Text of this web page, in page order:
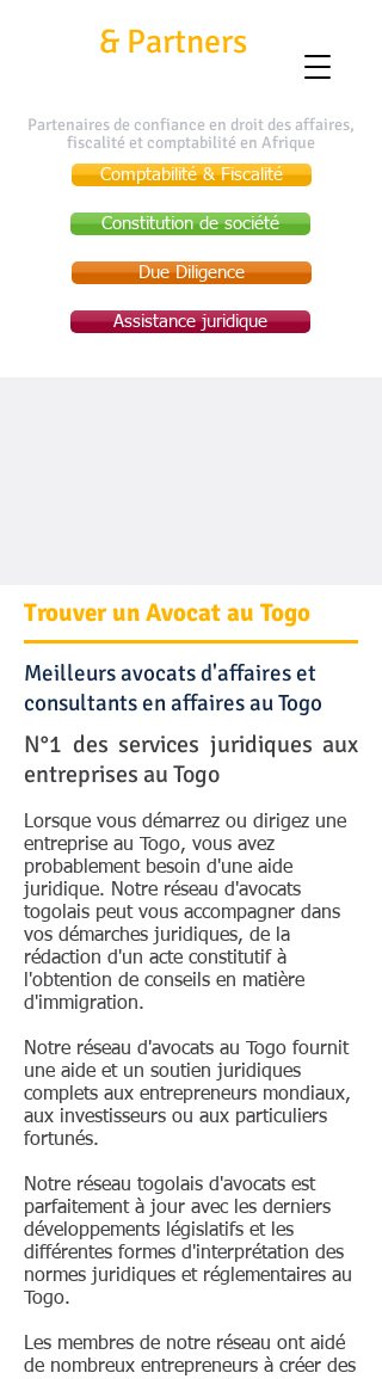
& Partners
Partenaires de confiance en droit des affaires,
fiscalité et comptabilité en Afrique
Constitution de société
Assistance juridique
Comptabilité & Fiscalité
Due Diligence
Trouver un Avocat au Togo
Meilleurs avocats d'affaires et
consultants en affaires au Togo
N°1 des services juridiques aux
entreprises au Togo
Lorsque vous démarrez ou dirigez une
entreprise au Togo, vous avez
probablement besoin d'une aide
juridique. Notre réseau d'avocats
togolais peut vous accompagner dans
vos démarches juridiques, de la
rédaction d'un acte constitutif à
l'obtention de conseils en matière
d'immigration.
Notre réseau d'avocats au Togo fournit
une aide et un soutien juridiques
complets aux entrepreneurs mondiaux,
aux investisseurs ou aux particuliers
fortunés.
Notre réseau togolais d'avocats est
parfaitement à jour avec les derniers
développements législatifs et les
différentes formes d'interprétation des
normes juridiques et réglementaires au
Togo.
Les membres de notre réseau ont aidé
de nombreux entrepreneurs à créer des